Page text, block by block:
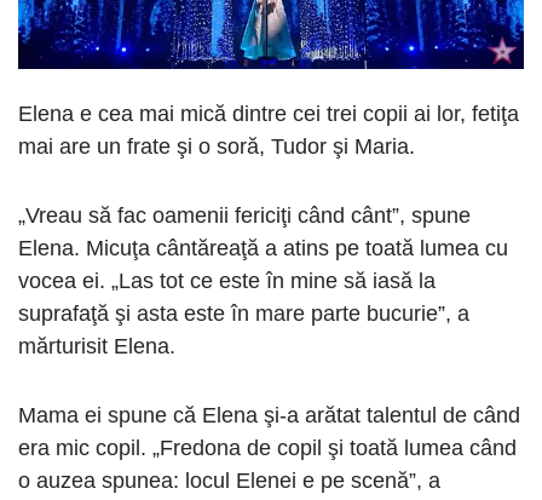
Elena e cea mai mică dintre cei trei copii ai lor, fetiţa
mai are un frate şi o soră, Tudor şi Maria.
„Vreau să fac oamenii fericiţi când cânt”, spune
Elena. Micuţa cântăreaţă a atins pe toată lumea cu
vocea ei. „Las tot ce este în mine să iasă la
suprafaţă şi asta este în mare parte bucurie”, a
mărturisit Elena.
Mama ei spune că Elena şi-a arătat talentul de când
era mic copil. „Fredona de copil şi toată lumea când
o auzea spunea: locul Elenei e pe scenă”, a